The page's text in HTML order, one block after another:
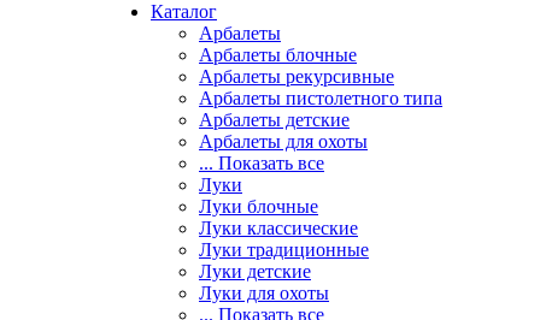
Каталог
Арбалеты
Арбалеты блочные
Арбалеты рекурсивные
Арбалеты пистолетного типа
Арбалеты детские
Арбалеты для охоты
... Показать все
Луки
Луки блочные
Луки классические
Луки традиционные
Луки детские
Луки для охоты
... Показать все